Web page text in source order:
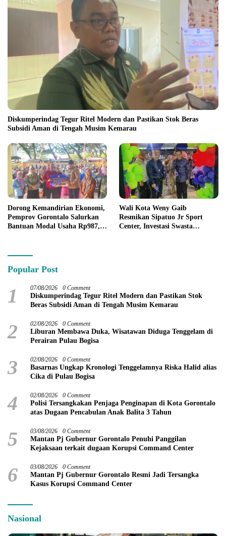
Diskumperindag Tegur Ritel Modern dan Pastikan Stok Beras
Subsidi Aman di Tengah Musim Kemarau
Dorong Kemandirian Ekonomi,
Pemprov Gorontalo Salurkan
Bantuan Modal Usaha Rp987,5
Wali Kota Weny Gaib
Resmikan Sipatuo Jr Sport
Center, Investasi Swasta
Popular Post
1 07/08/2026 0 Comment
Diskumperindag Tegur Ritel Modern dan Pastikan Stok
Beras Subsidi Aman di Tengah Musim Kemarau
2 02/08/2026 0 Comment
Liburan Membawa Duka, Wisatawan Diduga Tenggelam di
Perairan Pulau Bogisa
3 02/08/2026 0 Comment
Basarnas Ungkap Kronologi Tenggelamnya Riska Halid alias
Cika di Pulau Bogisa
4 02/08/2026 0 Comment
Polisi Tersangkakan Penjaga Penginapan di Kota Gorontalo
atas Dugaan Pencabulan Anak Balita 3 Tahun
5 03/08/2026 0 Comment
Mantan Pj Gubernur Gorontalo Penuhi Panggilan
Kejaksaan terkait dugaan Korupsi Command Center
6 03/08/2026 0 Comment
Mantan Pj Gubernur Gorontalo Resmi Jadi Tersangka
Kasus Korupsi Command Center
Nasional